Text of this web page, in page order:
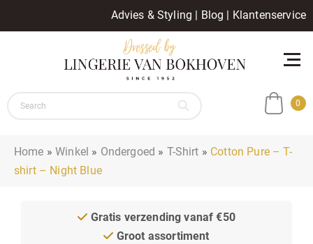
Advies & Styling | Blog | Klantenservice
0
Home »Winkel » Ondergoed » T-Shirt » Cotton Pure – T-
shirt – Night Blue
Gratis verzending vanaf €50
Groot assortiment